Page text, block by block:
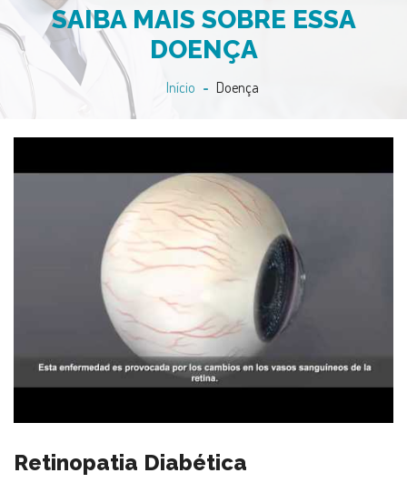
SAIBA MAIS SOBRE ESSA
DOENÇA
Início Doença
Retinopatia Diabética